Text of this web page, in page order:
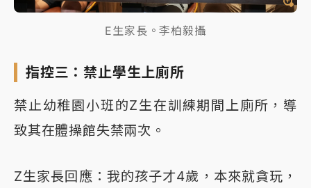
E生家長。李柏毅攝
指控三：禁止學生上廁所
禁止幼稚園小班的Z生在訓練期間上廁所，導
致其在體操館失禁兩次。
Z生家長回應：我的孩子才4歲，本來就貪玩，